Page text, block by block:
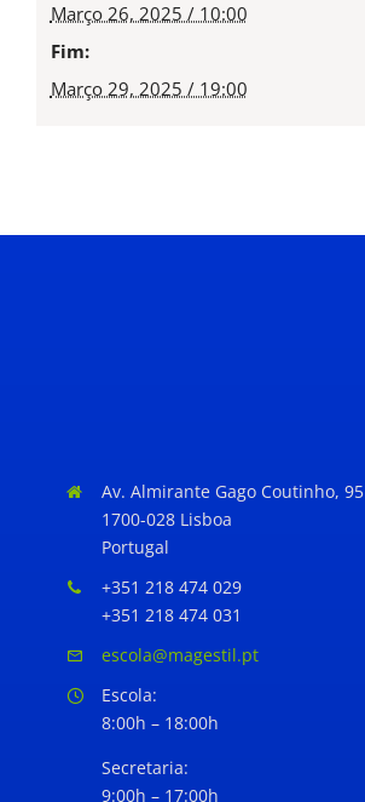
Março 26, 2025 / 10:00
Fim:
Março 29, 2025 / 19:00
Av. Almirante Gago Coutinho, 95
1700-028 Lisboa
Portugal
+351 218 474 029
+351 218 474 031
escola@magestil.pt
Escola:
8:00h – 18:00h
Secretaria:
9:00h – 17:00h